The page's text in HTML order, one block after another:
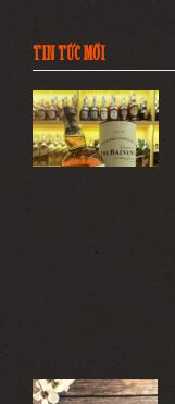
TIN TỨC MỚI